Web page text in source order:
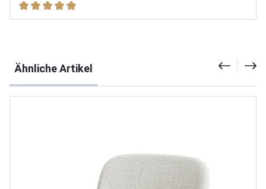
Durchschnittliche Bewertung von 5 von 5 Sternen
Ähnliche Artikel